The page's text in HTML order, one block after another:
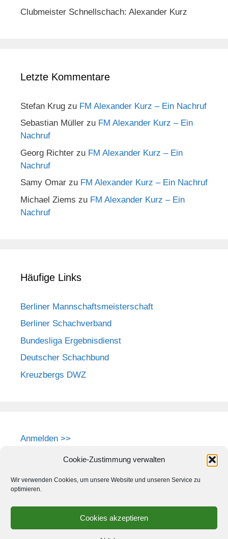
Cookie-Zustimmung verwalten
Wir verwenden Cookies, um unsere Website und unseren Service zu
optimieren.
Cookies akzeptieren
Clubmeister Schnellschach: Alexander Kurz
Letzte Kommentare
Stefan Krug zu FM Alexander Kurz – Ein Nachruf
Sebastian Müller zu FM Alexander Kurz – Ein
Nachruf
Georg Richter zu FM Alexander Kurz – Ein
Nachruf
Samy Omar zu FM Alexander Kurz – Ein Nachruf
Michael Ziems zu FM Alexander Kurz – Ein
Nachruf
Häufige Links
Berliner Mannschaftsmeisterschaft
Berliner Schachverband
Bundesliga Ergebnisdienst
Deutscher Schachbund
Kreuzbergs DWZ
Anmelden >>